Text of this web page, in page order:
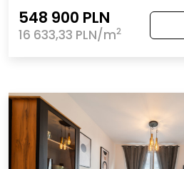
548 900 PLN
16 633,33 PLN/m2